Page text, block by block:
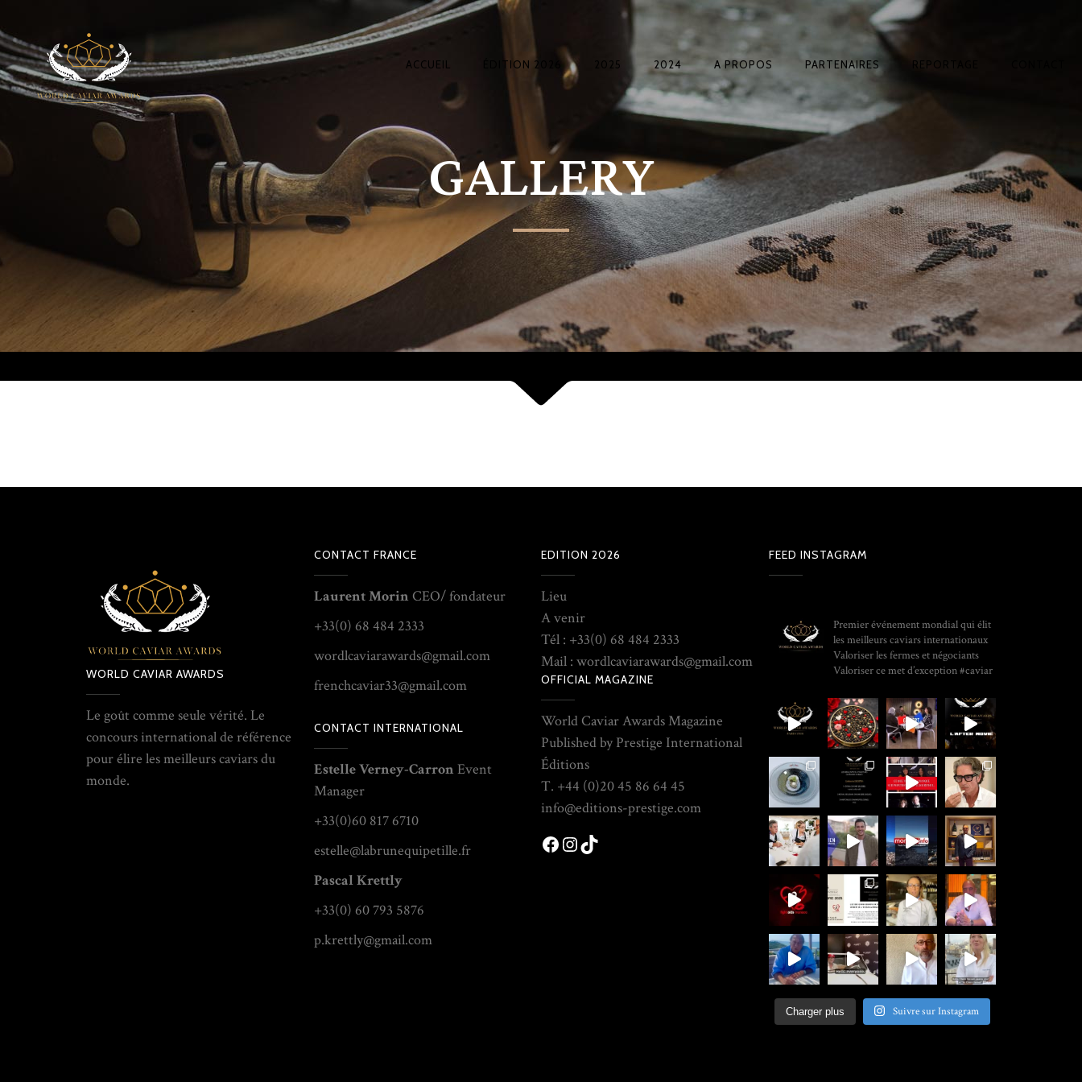
ACCUEIL ÉDITION 2026 2025 2024 A PROPOS PARTENAIRES REPORTAGE
GALLERY
WORLD CAVIAR AWARDS
Le goût comme seule vérité. Le
concours international de référence
pour élire les meilleurs caviars du
monde.
CONTACT FRANCE
Laurent Morin CEO/ fondateur
+33(0) 68 484 2333
wordlcaviarawards@gmail.com
frenchcaviar33@gmail.com
CONTACT INTERNATIONAL
Estelle Verney-Carron Event
Manager
+33(0)60 817 6710
estelle@labrunequipetille.fr
Pascal Krettly
+33(0) 60 793 5876
p.krettly@gmail.com
EDITION 2026
Lieu
A venir
Tél : +33(0) 68 484 2333
Mail : wordlcaviarawards@gmail.com
OFFICIAL MAGAZINE
World Caviar Awards Magazine
Published by Prestige International
Éditions
T. +44 (0)20 45 86 64 45
info@editions-prestige.com
Facebook
Instagram
TikTok
FEED INSTAGRAM
Premier événement mondial qui élit
les meilleurs caviars internationaux
Valoriser les fermes et négociants
Valoriser ce met d’exception#caviar
Charger plus Suivre sur Instagram